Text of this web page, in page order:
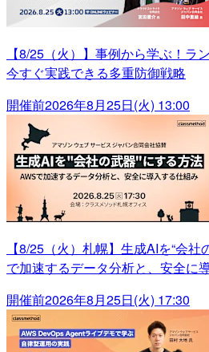
【8/25（火）】事例から学ぶ！ラ
今すぐ実践できる多重防御戦略
開催前2026年8月25日(火) 13:00
【8/25（火）札幌】生成AIを“会
で加速するデータ分析と、安全に
開催前2026年8月25日(火) 17:30